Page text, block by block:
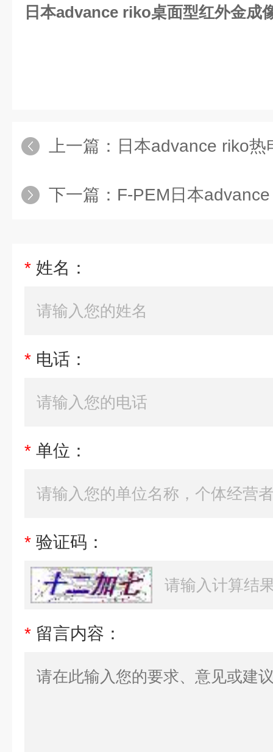
日本advance riko桌面型红外金成
上一篇： 日本advance riko热电阻评价仪
下一篇： F-PEM日本advance riko大气热电
* 姓名：
* 电话：
* 单位：
* 验证码：
* 留言内容：